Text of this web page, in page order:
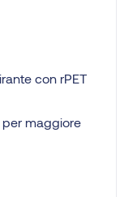
con rPET
per maggiore